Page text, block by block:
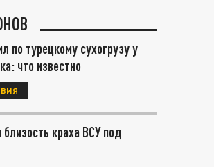
по турецкому сухогрузу у
что известно
близость краха ВСУ под